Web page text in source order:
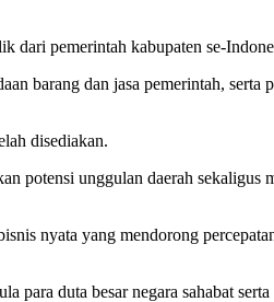
dari pemerintah kabupaten se-
barang dan jasa pemerintah, serta
disediakan.
potensi unggulan daerah sekaligus
nyata yang mendorong
duta besar negara sahabat serta